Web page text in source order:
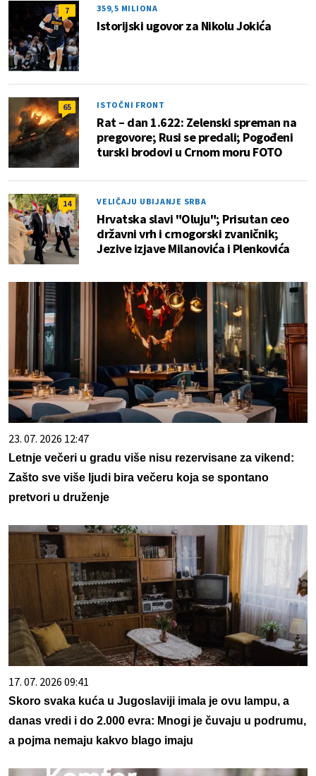
7 359,5 MILIONA
Istorijski ugovor za Nikolu Jokića
65 ISTOČNI FRONT
Rat – dan 1.622: Zelenski spreman na
pregovore; Rusi se predali; Pogođeni
turski brodovi u Crnom moru FOTO
14 VELIČAJU UBIJANJE SRBA
Hrvatska slavi "Oluju"; Prisutan ceo
državni vrh i crnogorski zvaničnik;
Jezive izjave Milanovića i Plenkovića
23. 07. 2026 12:47
Letnje večeri u gradu više nisu rezervisane za vikend:
Zašto sve više ljudi bira večeru koja se spontano
pretvori u druženje
17. 07. 2026 09:41
Skoro svaka kuća u Jugoslaviji imala je ovu lampu, a
danas vredi i do 2.000 evra: Mnogi je čuvaju u podrumu,
a pojma nemaju kakvo blago imaju